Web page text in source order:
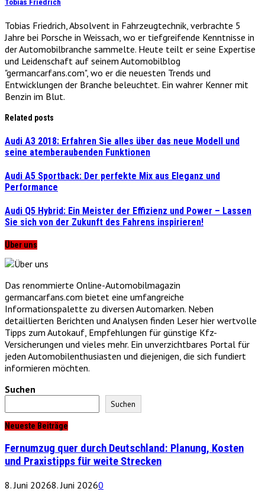
Tobias Friedrich
Tobias Friedrich, Absolvent in Fahrzeugtechnik, verbrachte 5
Jahre bei Porsche in Weissach, wo er tiefgreifende Kenntnisse in
der Automobilbranche sammelte. Heute teilt er seine Expertise
und Leidenschaft auf seinem Automobilblog
"germancarfans.com", wo er die neuesten Trends und
Entwicklungen der Branche beleuchtet. Ein wahrer Kenner mit
Benzin im Blut.
Related posts
Audi A3 2018: Erfahren Sie alles über das neue Modell und
seine atemberaubenden Funktionen
Audi A5 Sportback: Der perfekte Mix aus Eleganz und
Performance
Audi Q5 Hybrid: Ein Meister der Effizienz und Power – Lassen
Sie sich von der Zukunft des Fahrens inspirieren!
Über uns
Das renommierte Online-Automobilmagazin
germancarfans.com bietet eine umfangreiche
Informationspalette zu diversen Automarken. Neben
detaillierten Berichten und Analysen finden Leser hier wertvolle
Tipps zum Autokauf, Empfehlungen für günstige Kfz-
Versicherungen und vieles mehr. Ein unverzichtbares Portal für
jeden Automobilenthusiasten und diejenigen, die sich fundiert
informieren möchten.
Suchen
Suchen
Neueste Beiträge
Fernumzug quer durch Deutschland: Planung, Kosten
und Praxistipps für weite Strecken
8. Juni 20268. Juni 20260